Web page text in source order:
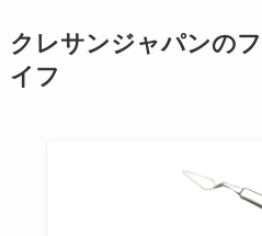
クレサンジャパンの
イフ